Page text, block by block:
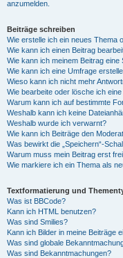
anzumelden.
Beiträge schreiben
Wie erstelle ich ein neues Thema
Wie kann ich einen Beitrag
Wie kann ich meinem Beitrag eine
Wie kann ich eine Umfrage
Wieso kann ich nicht mehr
Wie bearbeite oder lösche ich
Warum kann ich auf bestimmte
Weshalb kann ich keine
Weshalb wurde ich verwarnt?
Wie kann ich Beiträge den
Was bewirkt die „Speichern“-
Warum muss mein Beitrag erst
Wie markiere ich ein Thema als
Textformatierung und
Was ist BBCode?
Kann ich HTML benutzen?
Was sind Smilies?
Kann ich Bilder in meine Beiträge
Was sind globale
Was sind Bekanntmachungen?